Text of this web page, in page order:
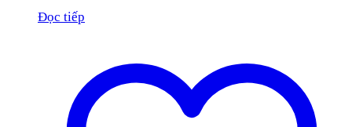
Đọc tiếp